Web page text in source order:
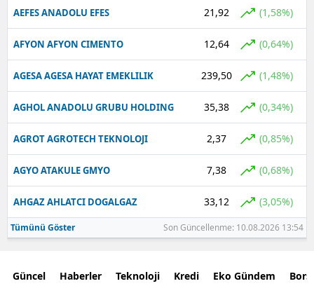
AEFES ANADOLU EFES 21,92 (1,58%)
AFYON AFYON CIMENTO 12,64 (0,64%)
AGESA AGESA HAYAT EMEKLILIK 239,50 (1,48%)
AGHOL ANADOLU GRUBU HOLDING 35,38 (0,34%)
AGROT AGROTECH TEKNOLOJI 2,37 (0,85%)
AGYO ATAKULE GMYO 7,38 (0,68%)
AHGAZ AHLATCI DOGALGAZ 33,12 (3,05%)
Tümünü Göster Son Güncellenme: 10.08.2026 13:54
Güncel Haberler Teknoloji Kredi Eko Gündem